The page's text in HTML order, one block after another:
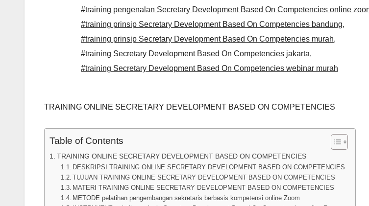
#training pengenalan Secretary Development Based On Competencies online
#training prinsip Secretary Development Based On Competencies bandung,
#training prinsip Secretary Development Based On Competencies murah,
#training Secretary Development Based On Competencies jakarta,
#training Secretary Development Based On Competencies webinar murah
TRAINING ONLINE SECRETARY DEVELOPMENT BASED ON COMPETENCIES
Table of Contents
TRAINING ONLINE SECRETARY DEVELOPMENT BASED ON COMPETENCIES
DESKRIPSI TRAINING ONLINE SECRETARY DEVELOPMENT BASED ON COMPETENCIES
TUJUAN TRAINING ONLINE SECRETARY DEVELOPMENT BASED ON COMPETENCIES
MATERI TRAINING ONLINE SECRETARY DEVELOPMENT BASED ON COMPETENCIES
METODE pelatihan pengembangan sekretaris berbasis kompetensi online Zoom